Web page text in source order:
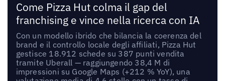
Come Pizza Hut colma il gap del
franchising e vince nella ricerca con IA
Con un modello ibrido che bilancia la coerenza del
brand e il controllo locale degli affiliati, Pizza Hut
gestisce 18.912 schede su 387 punti vendita
tramite Uberall — raggiungendo 38,4 M di
impressioni su Google Maps (+212 % YoY), una